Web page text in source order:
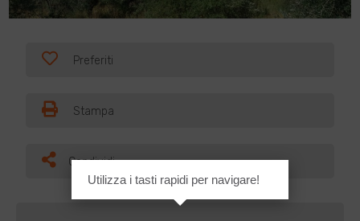
Preferiti
Stampa
Condividi
Utilizza i tasti rapidi per navigare!